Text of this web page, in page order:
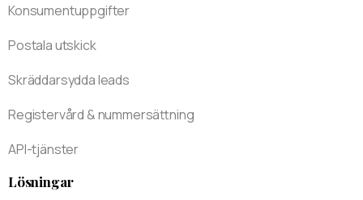
Konsumentuppgifter
Postala utskick
Skräddarsydda leads
Registervård & nummersättning
API-tjänster
Lösningar